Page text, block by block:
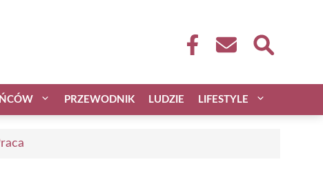
PRZEWODNIK LUDZIE LIFESTYLE